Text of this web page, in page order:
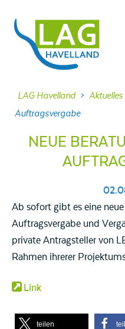
LAG Havelland > Aktuelles
Auftragsvergabe
NEUE
Ab sofort gibt es eine
Auftragsvergabe und
private Antragsteller von
Rahmen ihrerer
Link
teilen